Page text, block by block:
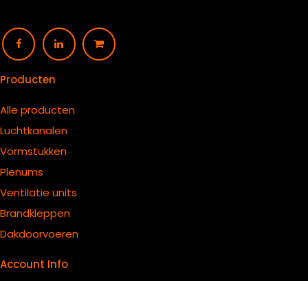
Producten
Alle producten
Luchtkanalen
Vormstukken
Plenums
Ventilatie units
Brandkleppen
Dakdoorvoeren
Account Info